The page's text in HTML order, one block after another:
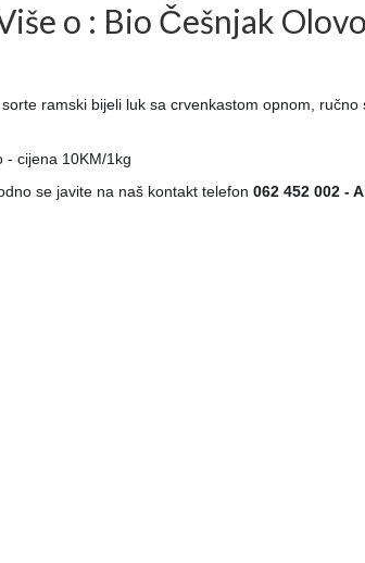
o : Bio Češnjak Olovo
ramski bijeli luk sa crvenkastom opnom, ručno
- cijena 10KM/1kg
se javite na naš kontakt telefon 062 452 002 -